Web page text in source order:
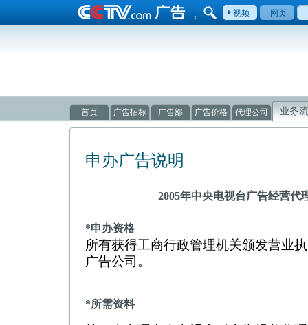
视频 网页
首页 广告招标 广告部 广告价格 代理公司 业务
申办广告说明
2005年中央电视台广告经营代
*申办资格
所有获得工商行政管理机关颁发营业
广告公司。
*所需资料